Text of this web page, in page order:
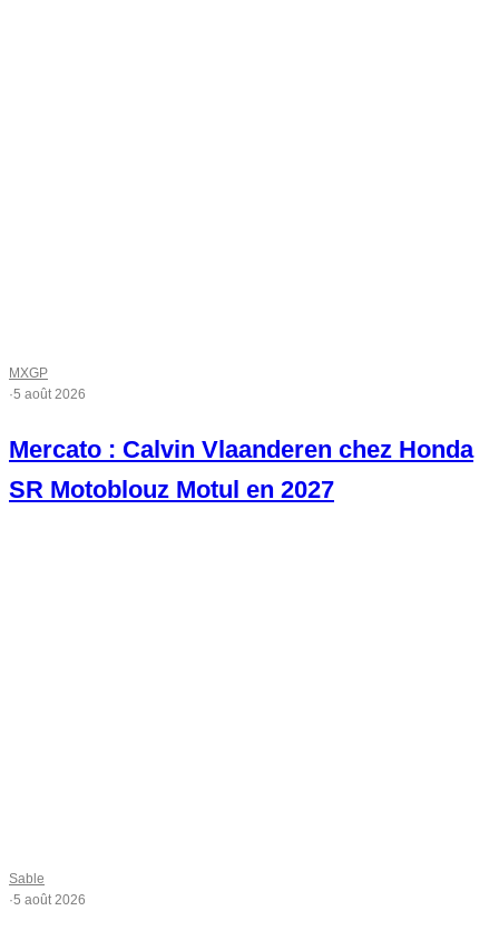
MXGP
·5 août 2026
Mercato : Calvin Vlaanderen chez Honda
SR Motoblouz Motul en 2027
Sable
·5 août 2026